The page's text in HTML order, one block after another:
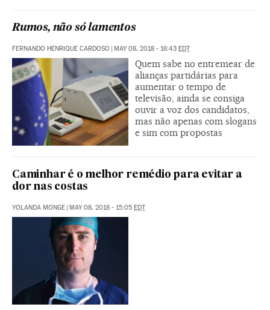
Rumos, não só lamentos
FERNANDO HENRIQUE CARDOSO MAY 08, 2018 - 16:43 EDT
Quem sabe no entremear de
alianças partidárias para
aumentar o tempo de
televisão, ainda se consiga
ouvir a voz dos candidatos,
mas não apenas com slogans
e sim com propostas
Caminhar é o melhor remédio para evitar a
dor nas costas
YOLANDA MONGE | MAY 08, 2018 - 15:05 EDT